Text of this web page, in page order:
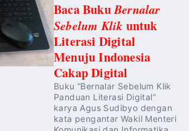
Baca BukuBernalar
Sebelum Klik untuk
Literasi Digital
Menuju Indonesia
Cakap Digital
Buku “Bernalar Sebelum Klik
Panduan Literasi Digital”
karya Agus Sudibyo dengan
kata pengantar Wakil Menteri